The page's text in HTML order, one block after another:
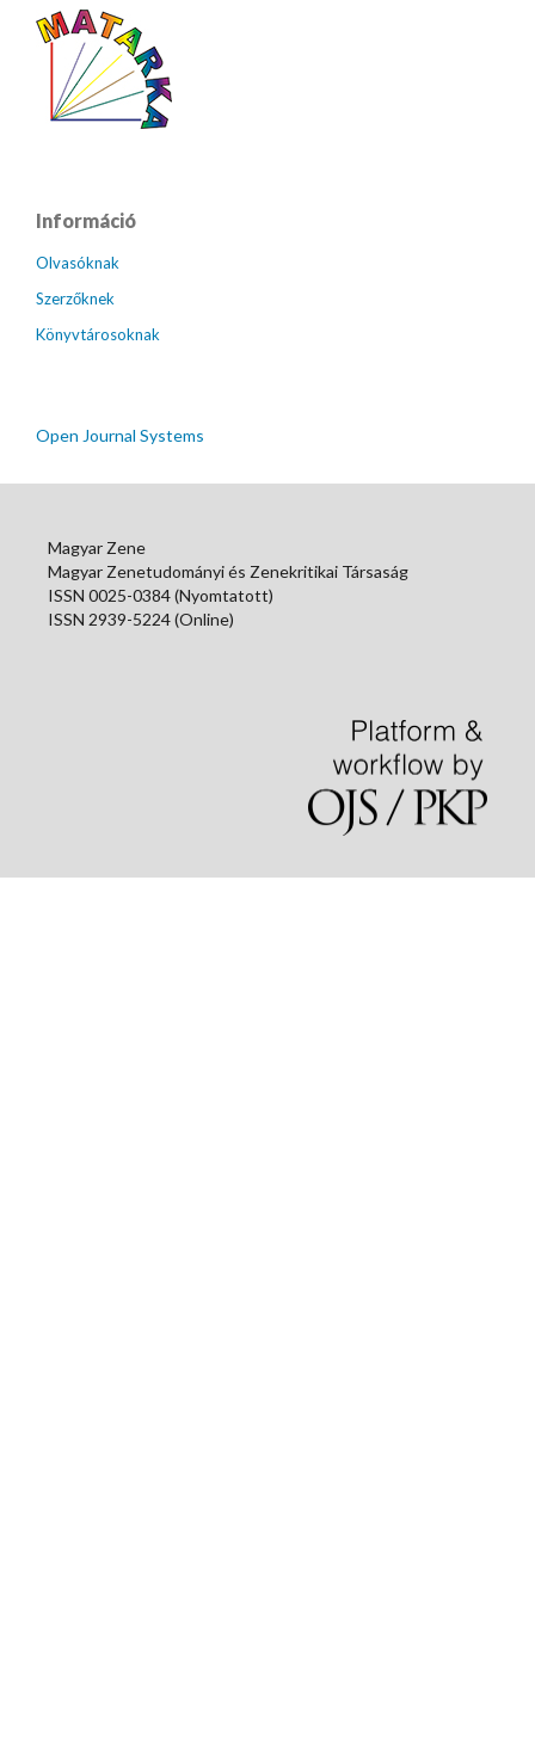
Információ
Olvasóknak
Szerzőknek
Könyvtárosoknak
Open Journal Systems
Magyar Zene
Magyar Zenetudományi és Zenekritikai Társaság
ISSN 0025-0384 (Nyomtatott)
ISSN 2939-5224 (Online)